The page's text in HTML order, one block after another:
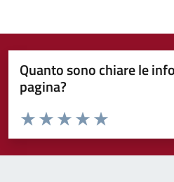
Quanto sono chiare le
pagina?
Domanda
Valuta da 1 a 5 stelle la pagina
Valuta 5 stelle
Valuta 4 stelle su 5
Valuta 3 stelle su 5
Valuta 2 stelle su 5
Valuta 1 stelle su 5